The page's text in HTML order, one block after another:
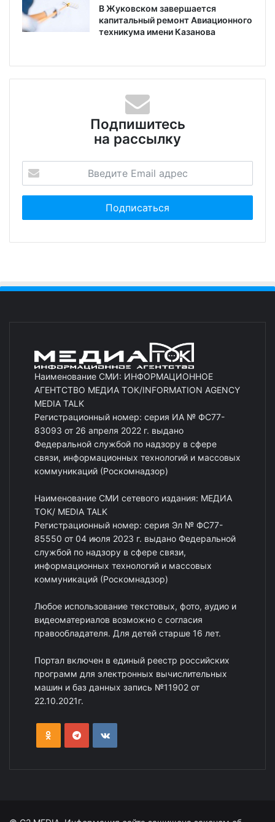
В Жуковском завершается
капитальный ремонт Авиационного
техникума имени Казанова
Подпишитесь
на рассылку
Наименование СМИ: ИНФОРМАЦИОННОЕ
АГЕНТСТВО МЕДИА ТОК/INFORMATION AGENCY
MEDIA TALK
Регистрационный номер: серия ИА № ФС77-
83093 от 26 апреля 2022 г. выдано
Федеральной службой по надзору в сфере
связи, информационных технологий и массовых
коммуникаций (Роскомнадзор)
Наименование СМИ сетевого издания: МЕДИА
ТОК/ MEDIA TALK
Регистрационный номер: серия Эл № ФС77-
85550 от 04 июля 2023 г. выдано Федеральной
службой по надзору в сфере связи,
информационных технологий и массовых
коммуникаций (Роскомнадзор)
Любое использование текстовых, фото, аудио и
видеоматериалов возможно с согласия
правообладателя. Для детей старше 16 лет.
Портал включен в единый реестр российских
программ для электронных вычислительных
машин и баз данных запись №11902 от
22.10.2021г.